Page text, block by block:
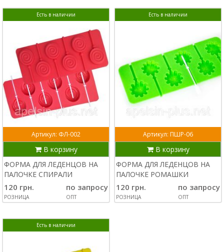
Есть в наличии
Артикул: ФЛ-002
В корзину
ФОРМА ДЛЯ ЛЕДЕНЦОВ НА
ПАЛОЧКЕ СПИРАЛИ
120 грн.
РОЗНИЦА
по запросу
ОПТ
Есть в наличии
Артикул: ПШР-06
В корзину
ФОРМА ДЛЯ ЛЕДЕНЦОВ НА
ПАЛОЧКЕ РОМАШКИ
120 грн.
РОЗНИЦА
по запросу
ОПТ
Есть в наличии